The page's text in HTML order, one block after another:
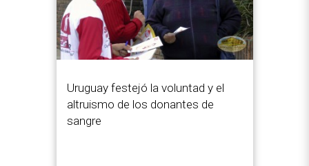
Uruguay festejó la voluntad y el
altruismo de los donantes de
sangre